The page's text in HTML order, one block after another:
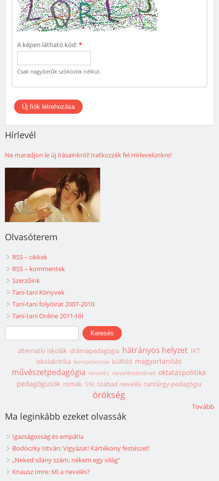
A képen látható kód:*
Csak nagybetűk szóközök nélkül.
Hírlevél
Ne maradjon le új írásainkról! Iratkozzék fel Hírlevelünkre!
Olvasóterem
RSS – cikkek
RSS – kommentek
Szerzőink
Taní-tani Könyvek
Taní-tani folyóirat 2007-2010
Taní-tani Online 2011-től
Keresés űrlap
Keresés
alternatív iskolák drámapedagógia hátrányos helyzet IKT
iskolakritika kompetencia külföld magyartanítás
művészetpedagógia nevelés neveléstörténet oktatáspolitika
pedagógusok romák SNI szabad nevelés tantárgy-pedagógia
örökség
Tovább
Ma leginkább ezeket olvassák
Igazságosság és empátia
Bodóczky István: Vigyázat! Kártékony festészet!
„Neked silány szám, nékem egy világ”
Knausz Imre: Mi a nevelés?